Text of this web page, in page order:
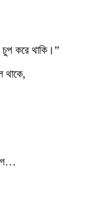
করে থাকি।”
থাকে,